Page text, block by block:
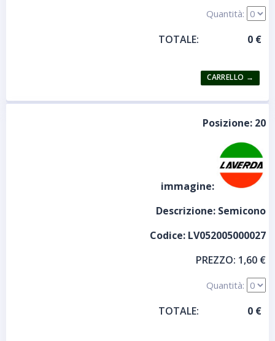
Quantità:
TOTALE:
Posizione: 20
immagine:
Descrizione: Semicono
Codice: LV052005000027
PREZZO: 1,60 €
Quantità:
TOTALE: